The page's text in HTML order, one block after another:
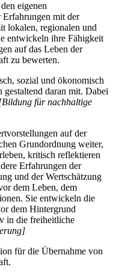
eigenen
mit der
lokalen, regionalen und
entwickeln ihre Fähigkeit
auf das Leben der
zu bewerten.
sozial und ökonomisch
daran mit. Dabei
für nachhaltige
auf der
Grundordnung weiter,
kritisch reflektieren
Erfahrungen der
und der Wertschätzung
dem Leben, dem
Sie entwickeln die
dem Hintergrund
in die freiheitliche
für die Übernahme von